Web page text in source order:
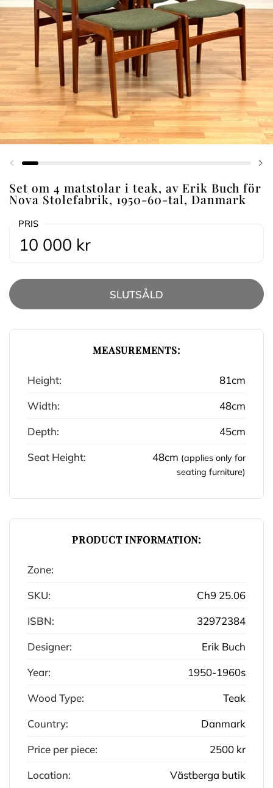
Föregående bild
Set om 4 matstolar i teak, av Erik Buch för
Nova Stolefabrik, 1950-60-tal, Danmark
PRIS
10 000 kr
SLUTSÅLD
MEASUREMENTS:
Height:
81cm
Width:
48cm
Depth:
45cm
Seat Height:
48cm (applies only for
seating furniture)
PRODUCT INFORMATION:
Zone:
SKU:
Ch9 25.06
ISBN:
32972384
Designer:
Erik Buch
Year:
1950-1960s
Wood Type:
Teak
Country:
Danmark
Price per piece:
2500 kr
Location:
Västberga butik